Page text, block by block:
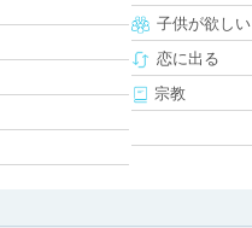
子供が欲しい
恋に出る
宗教